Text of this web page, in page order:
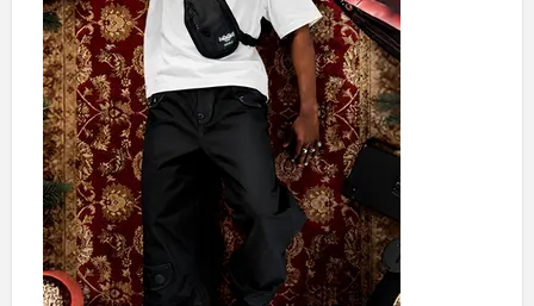
IS
T
AS
P
R
O
F
IS
S
IO
N
A
IS